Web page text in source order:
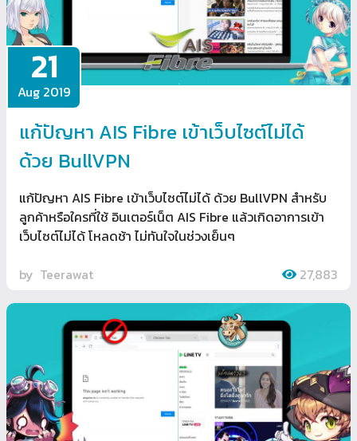
21
Aug 2019
แก้ปัญหา AIS Fibre เข้าเว็บไซต์ไม่ได้
ด้วย BullVPN
แก้ปัญหา AIS Fibre เข้าเว็บไซต์ไม่ได้ ด้วย BullVPN สำหรับ
ลูกค้าหรือใครที่ใช้ อินเตอร์เน็ต AIS Fibre แล้วเกิดอาการเข้า
เว็บไซต์ไม่ได้ โหลดช้า ไม่ทันใจในช่วงเย็นๆ
by Teerawat 27,883